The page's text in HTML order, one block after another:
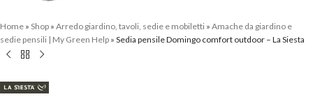
Home » Shop » Arredo giardino, tavoli, sedie e mobiletti » Amache da giardino e
sedie pensili | My Green Help » Sedia pensile Domingo comfort outdoor – La Siesta